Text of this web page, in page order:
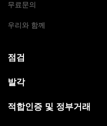
무료문의
우리와 함께
점검
발각
적합인증 및 정부거래